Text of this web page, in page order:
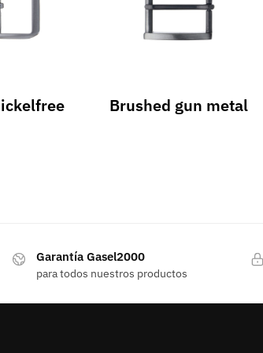
Brushed gun metal
Garantía Gasel2000
para todos nuestros productos